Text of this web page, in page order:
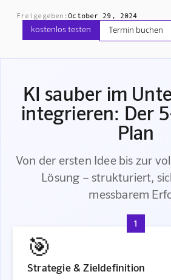
Freigegeben:October 29, 2024
kostenlos testen Termin buchen
KI sauber im
integrieren: Der
Plan
Von der ersten Idee bis zur
Lösung – strukturiert,
messbarem
1
🎯
Strategie & Zieldefinition